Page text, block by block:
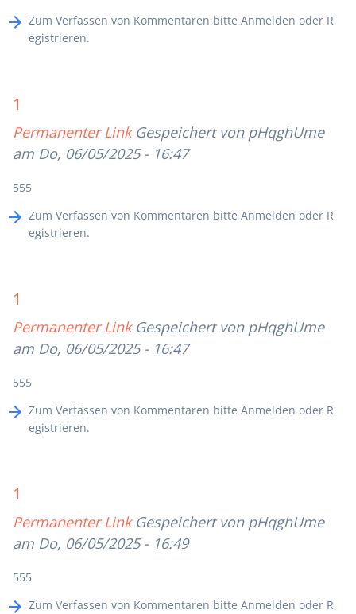
Zum Verfassen von Kommentaren bitte Anmelden oder R
egistrieren.
1
Permanenter Link Gespeichert von pHqghUme
am Do, 06/05/2025 - 16:47
555
Zum Verfassen von Kommentaren bitte Anmelden oder R
egistrieren.
1
Permanenter Link Gespeichert von pHqghUme
am Do, 06/05/2025 - 16:47
555
Zum Verfassen von Kommentaren bitte Anmelden oder R
egistrieren.
1
Permanenter Link Gespeichert von pHqghUme
am Do, 06/05/2025 - 16:49
555
Zum Verfassen von Kommentaren bitte Anmelden oder R